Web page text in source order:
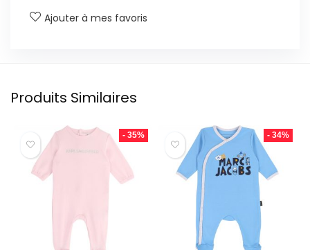
Ajouter à mes favoris
Produits Similaires
- 35% - 34%